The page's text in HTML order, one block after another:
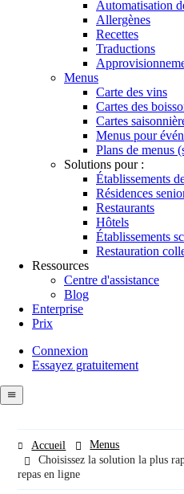
Automatisation
Allergènes
Recettes
Traductions
Menus
Carte des vins
Cartes des
Cartes
Menus pour
Plans de menus
Solutions pour :
Établissements
Résidences
Restaurants
Hôtels
Établissements
Restauration
Ressources
Centre d'assistance
Blog
Enterprise
Prix
Menutech
navigation
Connexion
Essayez gratuitement
menu
Accueil
Menus
Choisissez la solution la plus
repas en ligne